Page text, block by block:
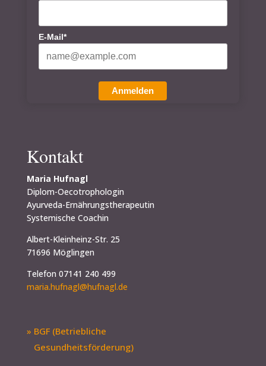
E-Mail*
Anmelden
Kontakt
Maria Hufnagl
Diplom-Oecotrophologin
Ayurveda-Ernährungstherapeutin
Systemische Coachin
Albert-Kleinheinz-Str. 25
71696 Möglingen
Telefon 07141 240 499
maria.hufnagl@hufnagl.de
» BGF (Betriebliche
Gesundheitsförderung)